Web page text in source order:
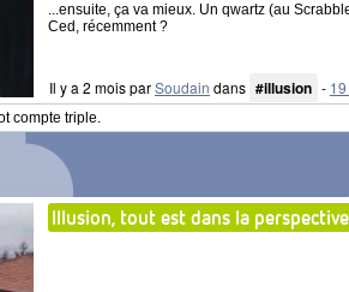
...ensuite, ça va mieux. Un qwartz (au
Ced, récemment ?
Il y a 2 mois parSoudain dans #illusion -
compte triple.
Illusion, tout est dans la perspective